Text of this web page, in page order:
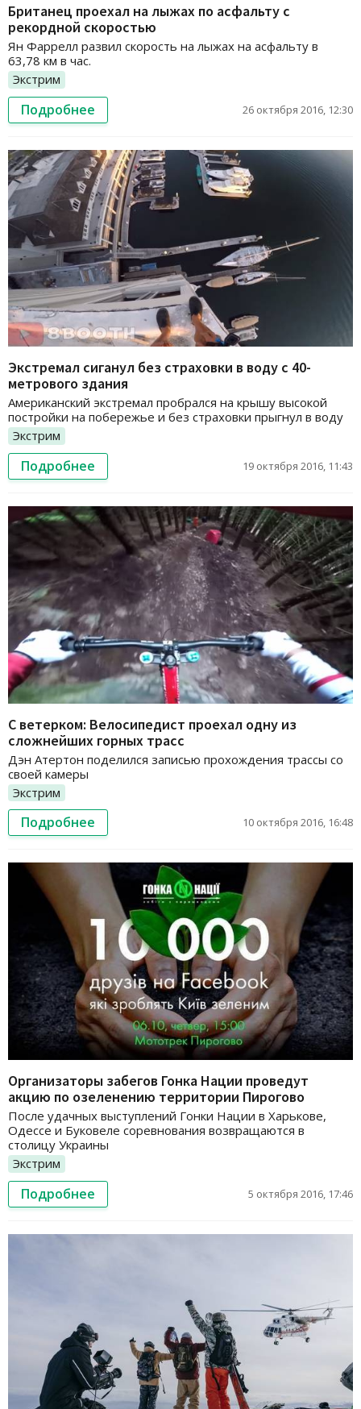
Британец проехал на лыжах по асфальту с
рекордной скоростью
Ян Фаррелл развил скорость на лыжах на асфальту в
63,78 км в час.
Экстрим
Подробнее 26 октября 2016, 12:30
Экстремал сиганул без страховки в воду с 40-
метрового здания
Американский экстремал пробрался на крышу высокой
постройки на побережье и без страховки прыгнул в воду
Экстрим
Подробнее 19 октября 2016, 11:43
С ветерком: Велосипедист проехал одну из
сложнейших горных трасс
Дэн Атертон поделился записью прохождения трассы со
своей камеры
Экстрим
Подробнее 10 октября 2016, 16:48
Организаторы забегов Гонка Нации проведут
акцию по озеленению территории Пирогово
После удачных выступлений Гонки Нации в Харькове,
Одессе и Буковеле соревнования возвращаются в
столицу Украины
Экстрим
Подробнее 5 октября 2016, 17:46